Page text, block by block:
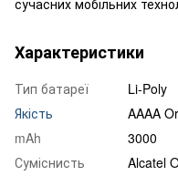
Характеристики
Тип батареї
Li-Poly
Якість
AAAA
mAh
3000
Суміснисть
Alcatel